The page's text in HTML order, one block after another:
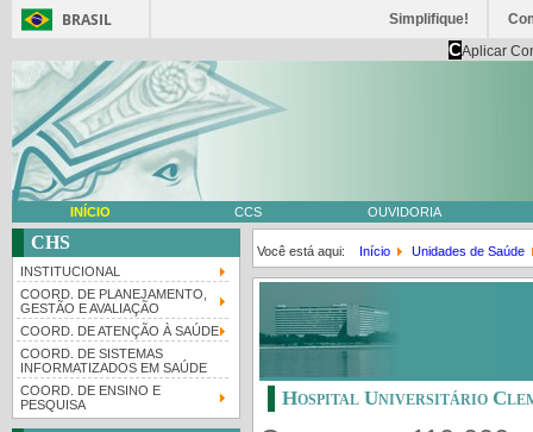
BRASIL Simplifique!
CAplicar
INÍCIO CCS OUVIDORIA
CHS
INSTITUCIONAL
COORD. DE PLANEJAMENTO,
GESTÃO E AVALIAÇÃO
COORD. DE ATENÇÃO À SAÚDE
COORD. DE SISTEMAS
INFORMATIZADOS EM SAÚDE
COORD. DE ENSINO E
PESQUISA
Você está aqui: Início Unidades de Saúde
Hospital Universitário